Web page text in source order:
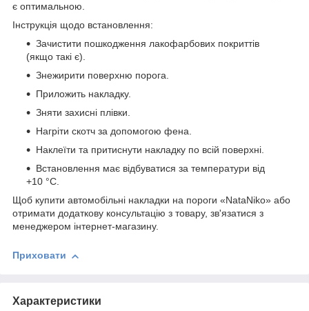
є оптимальною.
Інструкція щодо встановлення:
Зачистити пошкодження лакофарбових покриттів
(якщо такі є).
Знежирити поверхню порога.
Приложить накладку.
Зняти захисні плівки.
Нагріти скотч за допомогою фена.
Наклеїти та притиснути накладку по всій поверхні.
Встановлення має відбуватися за температури від
+10 °C.
Щоб купити автомобільні накладки на пороги «NataNiko» або
отримати додаткову консультацію з товару, зв'язатися з
менеджером інтернет-магазину.
Приховати
Характеристики